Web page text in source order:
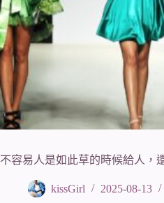
不容易人是如此草的時候給人，
kissGirl 2025-08-13